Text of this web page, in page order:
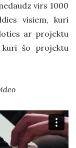
virs 1000
visiem, kuri
ar projektu
kuri šo projektu